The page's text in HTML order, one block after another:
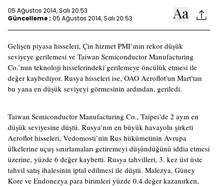
05 Ağustos 2014, Salı 20:53
Güncelleme : 05 Ağustos 2014, Salı 20:53
Gelişen piyasa hisseleri, Çin hizmet PMI’ının rekor düşük
seviyeye gerilemesi ve Taiwan Semiconductor Manufacturing
Co.’nun teknoloji hisselerindeki gerilemeye öncülük etmesi ile
değer kaybediyor. Rusya hisseleri ise, OAO Aeroflot'un Mart'tan
bu yana en düşük seviyeyi görmesinin ardından, geriledi.
Taiwan Semiconductor Manufacturing Co., Taipei’de 2 ayın en
düşük seviyesine düştü. Rusya’nın en büyük havayolu şirketi
Aeroflot hisseleri, Vedomosti’nin Rus hükümetinin Avrupa
ülkelerine uçuş sınırlamaları getiremeyi düşündüğünü iddia etmesi
üzerine, yüzde 6 değer kaybetti. Rusya tahvilleri, 3. kez üst üste
tahvil satış ihalesinin iptal edilmesi ile düştü. Malezya, Güney
Kore ve Endonezya para birimleri yüzde 0.4 değer kazanırken,